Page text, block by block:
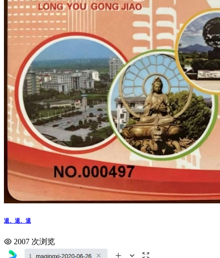
退、退、退
2007 次浏览